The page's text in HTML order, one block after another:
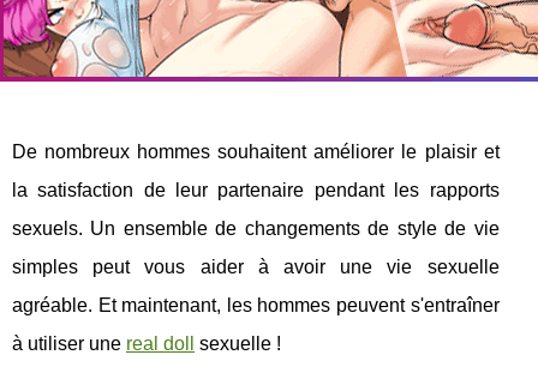
De nombreux hommes souhaitent améliorer le plaisir et
la satisfaction de leur partenaire pendant les rapports
sexuels. Un ensemble de changements de style de vie
simples peut vous aider à avoir une vie sexuelle
agréable. Et maintenant, les hommes peuvent s'entraîner
à utiliser une real doll sexuelle !